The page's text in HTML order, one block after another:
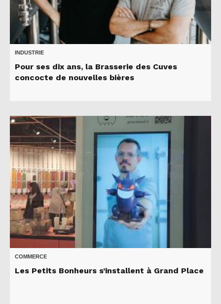
INDUSTRIE
Pour ses dix ans, la Brasserie des Cuves
concocte de nouvelles bières
COMMERCE
Les Petits Bonheurs s’installent à Grand Place